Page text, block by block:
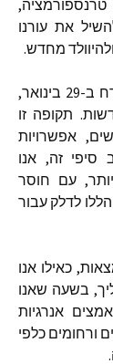
,
את עורנו
ולהיוולד מחדש.
ב-29 בינואר,
. תקופה זו
, אפשרויות
סיפי זה, אנו
, עם חוסר
לדלק עבור
, כאילו אנו
, בשעה שאנו
אנרגיות
ורחומים כלפי
.